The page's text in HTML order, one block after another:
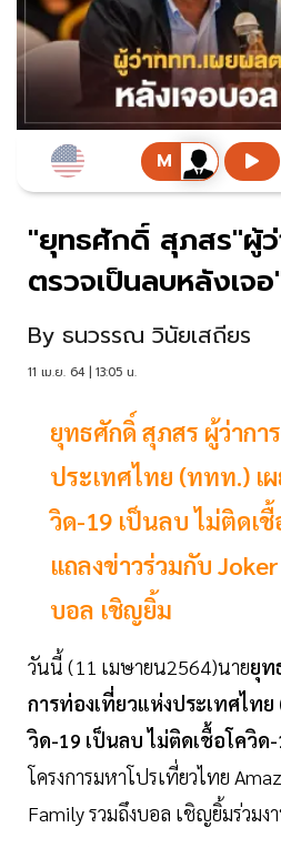
"ยุทธศักดิ์ สุภสร"ผู้ว่
ตรวจเป็นลบหลังเจ
By ธนวรรณ วินัยเสถียร
11 เม.ย. 64 | 13:05 น.
ยุทธศักดิ์ สุภสร ผู้ว่ากา
ประเทศไทย (ททท.) เ
วิด-19 เป็นลบ ไม่ติดเ
แถลงข่าวร่วมกับ
บอล เชิญยิ้ม
วันนี้ (11 เมษายน2564)นายยุท
การท่องเที่ยวแห่งประเทศไท
วิด-19 เป็นลบ ไม่ติดเชื้อโควิด-
โครงการมหาโปรเที่ยวไทย
Family รวมถึงบอล เชิญยิ้มร่วมง